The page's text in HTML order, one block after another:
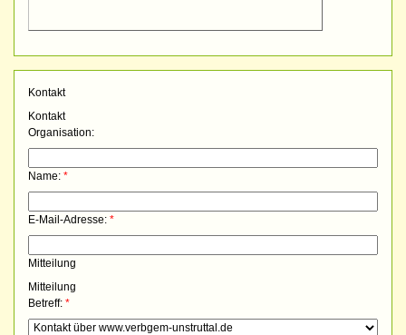
Kontakt
Kontakt
Organisation:
Name: *
E-Mail-Adresse: *
Mitteilung
Mitteilung
Betreff: *